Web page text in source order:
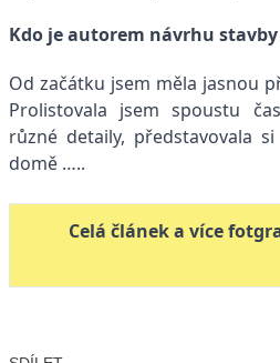
Kdo je autorem návrhu
Od začátku jsem měla jasnou
Prolistovala jsem spoustu
různé detaily, představovala
domě …..
Celá článek a více